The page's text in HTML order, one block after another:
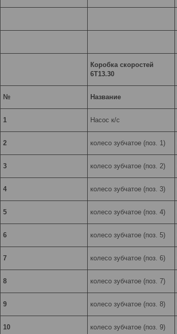
Коробка скоростей
6Т13.30
№ Название
1 Насос к/с
2 колесо зубчатое (поз. 1)
3 колесо зубчатое (поз. 2)
4 колесо зубчатое (поз. 3)
5 колесо зубчатое (поз. 4)
6 колесо зубчатое (поз. 5)
7 колесо зубчатое (поз. 6)
8 колесо зубчатое (поз. 7)
9 колесо зубчатое (поз. 8)
10 колесо зубчатое (поз. 9)